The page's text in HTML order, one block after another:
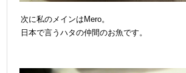
次に私のメインはMero。
日本で言うハタの仲間のお魚です。